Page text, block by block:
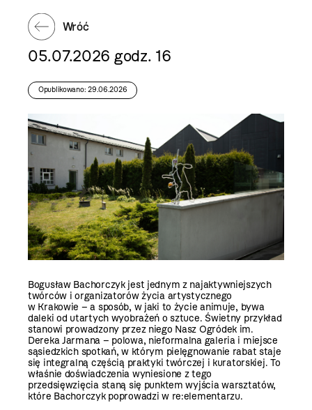
Wróć
05.07.2026 godz. 16
Opublikowano: 29.06.2026
Bogusław Bachorczyk jest jednym z najaktywniejszych
twórców i organizatorów życia artystycznego
w Krakowie – a sposób, w jaki to życie animuje, bywa
daleki od utartych wyobrażeń o sztuce. Świetny przykład
stanowi prowadzony przez niego Nasz Ogródek im.
Dereka Jarmana – polowa, nieformalna galeria i miejsce
sąsiedzkich spotkań, w którym pielęgnowanie rabat staje
się integralną częścią praktyki twórczej i kuratorskiej. To
właśnie doświadczenia wyniesione z tego
przedsięwzięcia staną się punktem wyjścia warsztatów,
które Bachorczyk poprowadzi w re:elementarzu.